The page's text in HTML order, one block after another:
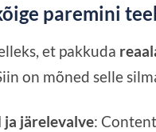
paremini
et pakkuda
on mõned selle
ja järelevalve: